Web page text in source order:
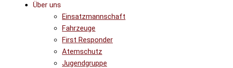
Über uns
Einsatzmannschaft
Fahrzeuge
First Responder
Atemschutz
Jugendgruppe